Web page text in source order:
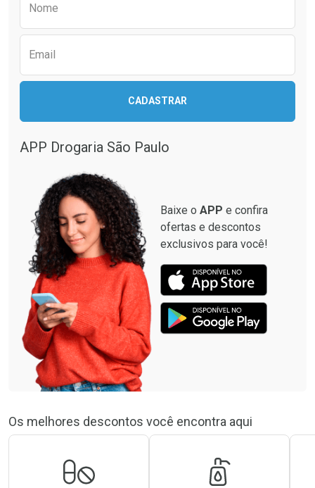
Nome
Email
CADASTRAR
APP Drogaria São Paulo
Baixe o APP e confira
ofertas e descontos
exclusivos para você!
Os melhores descontos você encontra aqui